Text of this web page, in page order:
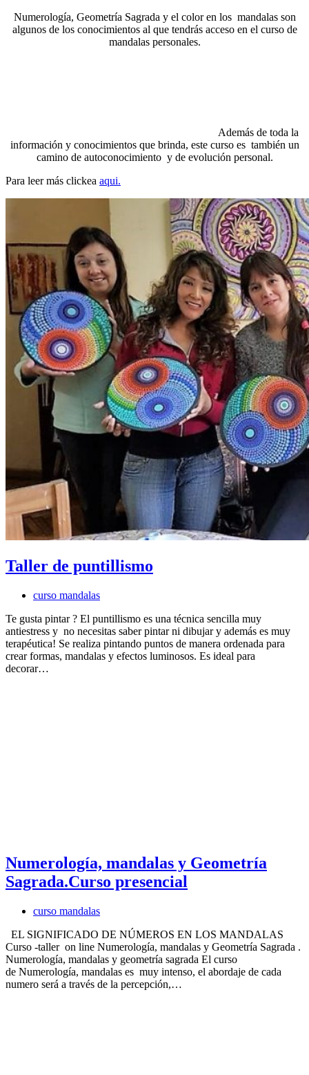
Numerología, Geometría Sagrada y el color en los mandalas son
algunos de los conocimientos al que tendrás acceso en el curso de
mandalas personales.
Además de toda la
información y conocimientos que brinda, este curso es también un
camino de autoconocimiento y de evolución personal.
Para leer más clickea aqui.
Taller de puntillismo
curso mandalas
Te gusta pintar ? El puntillismo es una técnica sencilla muy
antiestress y no necesitas saber pintar ni dibujar y además es muy
terapéutica! Se realiza pintando puntos de manera ordenada para
crear formas, mandalas y efectos luminosos. Es ideal para
decorar…
Numerología, mandalas y Geometría
Sagrada.Curso presencial
curso mandalas
EL SIGNIFICADO DE NÚMEROS EN LOS MANDALAS
Curso -taller on line Numerología, mandalas y Geometría Sagrada .
Numerología, mandalas y geometría sagrada El curso
de Numerología, mandalas es muy intenso, el abordaje de cada
numero será a través de la percepción,…